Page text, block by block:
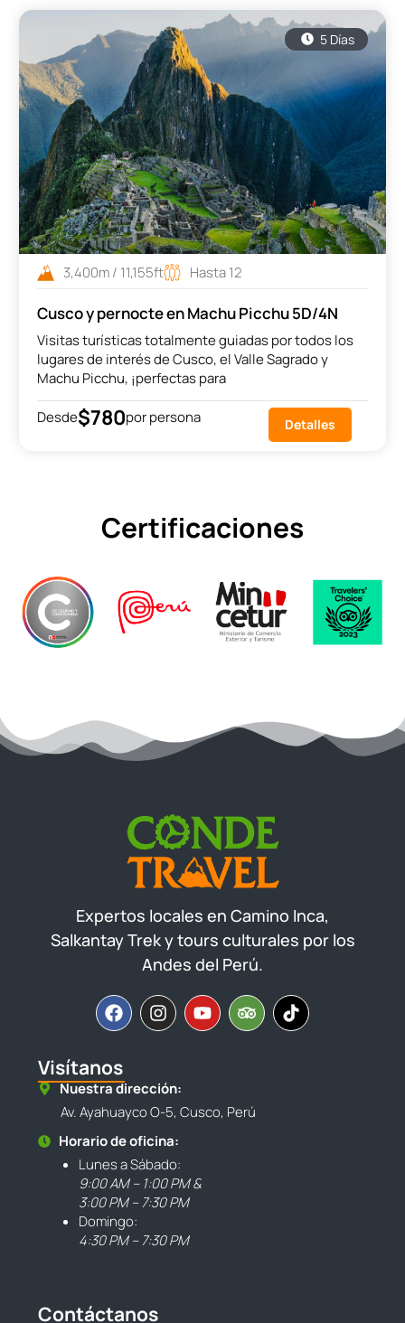
5 Días
3,400m / 11,155ft Hasta 12
Cusco y pernocte en Machu Picchu 5D/4N
Visitas turísticas totalmente guiadas por todos los
lugares de interés de Cusco, el Valle Sagrado y
Machu Picchu, ¡perfectas para
Desde$780por persona Detalles
Certificaciones
Expertos locales en Camino Inca,
Salkantay Trek y tours culturales por los
Andes del Perú.
Visítanos
Nuestra dirección:
Av. Ayahuayco O-5, Cusco, Perú
Horario de oficina:
Lunes a Sábado:
9:00 AM – 1:00 PM &
3:00 PM – 7:30 PM
Domingo:
4:30 PM – 7:30 PM
Contáctanos